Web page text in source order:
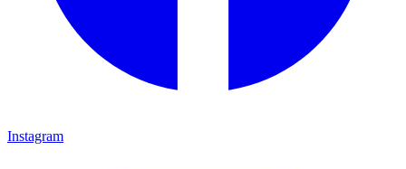
Instagram